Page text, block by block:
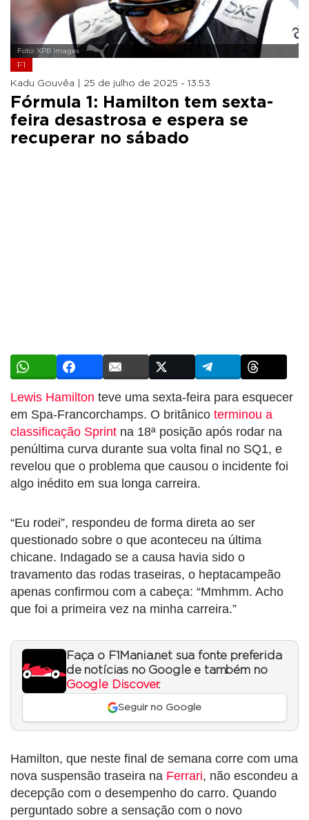
Foto: XPB Images
F1
Kadu Gouvêa | 25 de julho de 2025 - 13:53
Fórmula 1: Hamilton tem sexta-
feira desastrosa e espera se
recuperar no sábado
Lewis Hamilton teve uma sexta-feira para esquecer
em Spa-Francorchamps. O britânico terminou a
classificação Sprint na 18ª posição após rodar na
penúltima curva durante sua volta final no SQ1, e
revelou que o problema que causou o incidente foi
algo inédito em sua longa carreira.
“Eu rodei”, respondeu de forma direta ao ser
questionado sobre o que aconteceu na última
chicane. Indagado se a causa havia sido o
travamento das rodas traseiras, o heptacampeão
apenas confirmou com a cabeça: “Mmhmm. Acho
que foi a primeira vez na minha carreira.”
Faça o F1Mania.net sua fonte preferida
de notícias no Google e também no
Google Discover.
Seguir no Google
Hamilton, que neste final de semana corre com uma
nova suspensão traseira na Ferrari, não escondeu a
decepção com o desempenho do carro. Quando
perguntado sobre a sensação com o novo